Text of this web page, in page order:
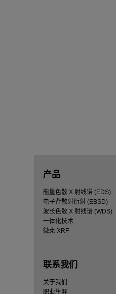
产品
能量色散 X 射线谱 (EDS)
电子背散射衍射 (EBSD)
波长色散 X 射线谱 (WDS)
一体化技术
微束 XRF
联系我们
关于我们
职业生涯